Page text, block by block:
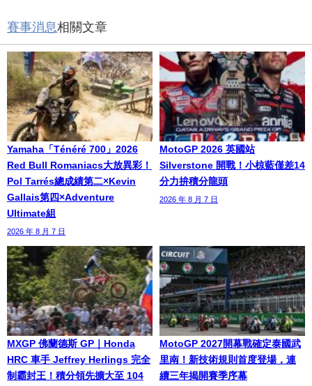
賽事消息相關文章
Yamaha「Ténéré 700」2026
Red Bull Romaniacs大放異彩！
Pol Tarrés總成績第二×Kevin
Gallais第四×Adventure
Ultimate組
2026 年 8 月 7 日
MotoGP 2026 英國站
Silverstone 開戰！小椋藍僅差14
分力拚積分龍頭
2026 年 8 月 7 日
MXGP 佛蘭德斯 GP｜Honda
HRC 車手 Jeffrey Herlings 完全
制霸封王！積分領先擴大至 104
MotoGP 2027開幕戰確定泰國武
里南！新技術規則首度登場，連
續三年揭開賽季序幕